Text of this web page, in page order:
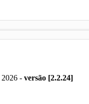
2026 - versão [2.2.24]